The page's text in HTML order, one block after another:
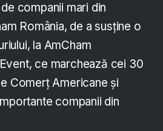
companii mari din
România, de a susține o
la AmCham
ce marchează cei 30
Comerț Americane și
companii din